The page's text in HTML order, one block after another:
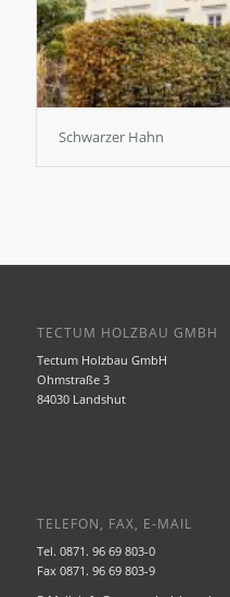
Schwarzer Hahn
TECTUM HOLZBAU GMBH
Tectum Holzbau GmbH
Ohmstraße 3
84030 Landshut
TELEFON, FAX, E-MAIL
Tel. 0871. 96 69 803-0
Fax 0871. 96 69 803-9